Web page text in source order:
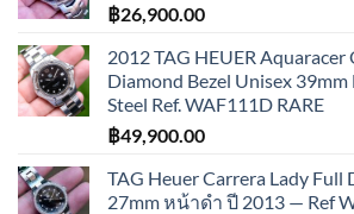
฿26,900.00
2012 TAG HEUER Aquaracer
Diamond Bezel Unisex 39mm
Steel Ref. WAF111D RARE
฿49,900.00
TAG Heuer Carrera Lady Full
27mm หน้าดำ ปี 2013 — Ref